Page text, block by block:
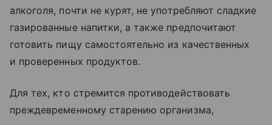
алкоголя, почти не курят, не употребляют сладкие
газированные напитки, а также предпочитают
готовить пищу самостоятельно из качественных
и проверенных продуктов.
Для тех, кто стремится противодействовать
преждевременному старению организма,